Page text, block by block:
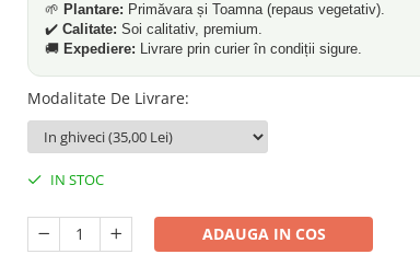
🌱 Plantare: Primăvara și Toamna (repaus vegetativ).
✔️ Calitate: Soi calitativ, premium.
🚚 Expediere: Livrare prin curier în condiții sigure.
Modalitate De Livrare:
IN STOC
ADAUGA IN COS